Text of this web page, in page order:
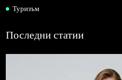
Туризъм
Последни статии